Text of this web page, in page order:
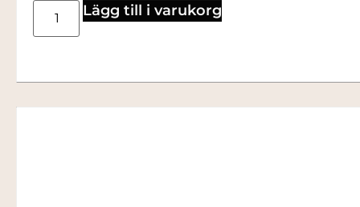
Lägg till i varukorg